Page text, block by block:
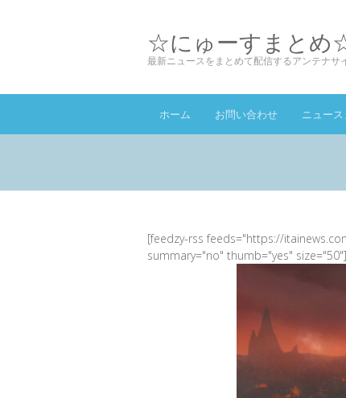
☆にゅーすまとめ
最新ニュースをまとめて配信するアンテナサ
ホーム お問い合わせ ニュー
[feedzy-rss feeds="https://
summary="no" thumb="yes" size="50"]